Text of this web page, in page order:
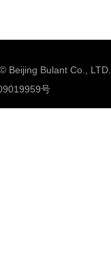
Beijing Bulant Co., LTD.
号